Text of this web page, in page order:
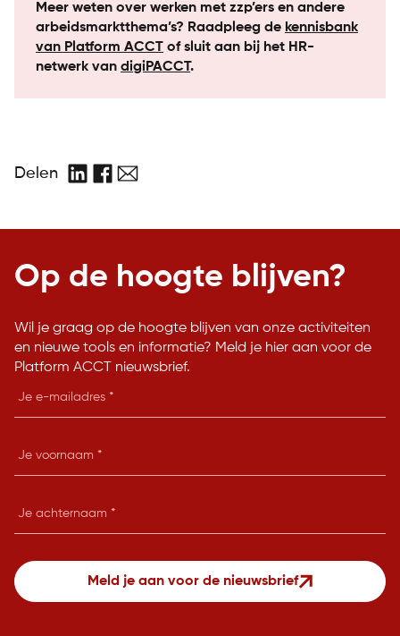
Meer weten over werken met zzp’ers en andere
arbeidsmarktthema’s? Raadpleeg de kennisbank
van Platform ACCT of sluit aan bij het HR-
netwerk van digiPACCT.
Delen
LinkedInFacebook
E-
Op de hoogte blijven?
Wil je graag op de hoogte blijven van onze activiteiten
en nieuwe tools en informatie? Meld je hier aan voor de
Platform ACCT nieuwsbrief.
Meld je aan voor de nieuwsbrief